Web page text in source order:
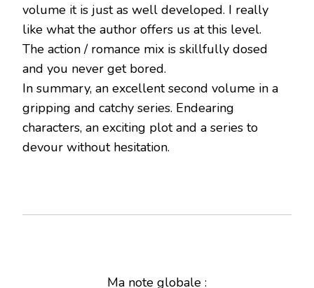
volume it is just as well developed. I really
like what the author offers us at this level.
The action / romance mix is ​​skillfully dosed
and you never get bored.
In summary, an excellent second volume in a
gripping and catchy series. Endearing
characters, an exciting plot and a series to
devour without hesitation.
Ma note globale :